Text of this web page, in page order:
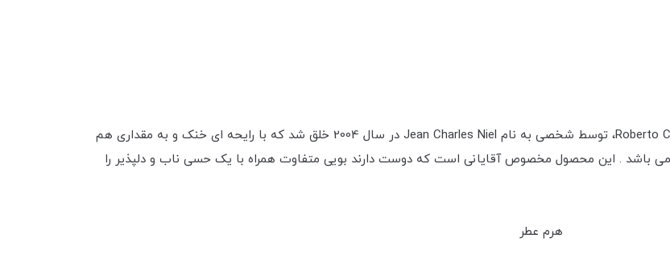
عطر ادکلن روبرتو کاوالی جاست کاوالی مردانه-Roberto Cavalli Just Cavalli، توسط شخصی به نام Jean Charles Niel در سال 2004 خلق شد که با رایحه ای خنک و به مقداری هم
می باشد . این محصول مخصوص آقایانی است که دوست دارند بویی متفاوت همراه با یک حسی ناب و دلپذیر را
هرم عطر